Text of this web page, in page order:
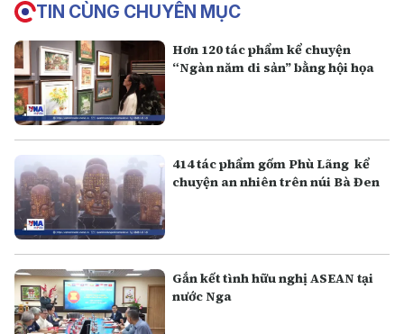
TIN CÙNG CHUYÊN MỤC
Hơn 120 tác phẩm kể chuyện
“Ngàn năm di sản” bằng hội họa
414 tác phẩm gốm Phù Lãng kể
chuyện an nhiên trên núi Bà Đen
Gắn kết tình hữu nghị ASEAN tại
nước Nga